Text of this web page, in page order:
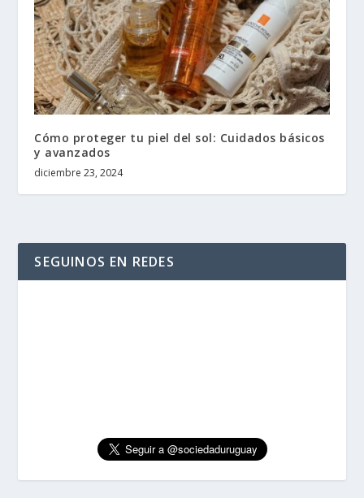
Cómo proteger tu piel del sol: Cuidados básicos
y avanzados
diciembre 23, 2024
SEGUINOS EN REDES